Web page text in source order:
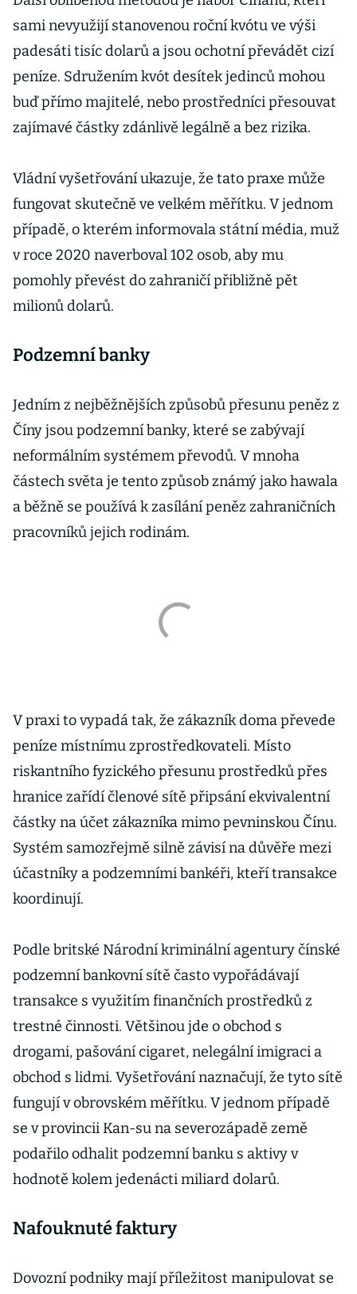
sami nevyužijí stanovenou roční kvótu ve výši
padesáti tisíc dolarů a jsou ochotní převádět cizí
peníze. Sdružením kvót desítek jedinců mohou
buď přímo majitelé, nebo prostředníci přesouvat
zajímavé částky zdánlivě legálně a bez rizika.
Vládní vyšetřování ukazuje, že tato praxe může
fungovat skutečně ve velkém měřítku. V jednom
případě, o kterém informovala státní média, muž
v roce 2020 naverboval 102 osob, aby mu
pomohly převést do zahraničí přibližně pět
milionů dolarů.
Podzemní banky
Jedním z nejběžnějších způsobů přesunu peněz z
Číny jsou podzemní banky, které se zabývají
neformálním systémem převodů. V mnoha
částech světa je tento způsob známý jako hawala
a běžně se používá k zasílání peněz zahraničních
pracovníků jejich rodinám.
V praxi to vypadá tak, že zákazník doma převede
peníze místnímu zprostředkovateli. Místo
riskantního fyzického přesunu prostředků přes
hranice zařídí členové sítě připsání ekvivalentní
částky na účet zákazníka mimo pevninskou Čínu.
Systém samozřejmě silně závisí na důvěře mezi
účastníky a podzemními bankéři, kteří transakce
koordinují.
Podle britské Národní kriminální agentury čínské
podzemní bankovní sítě často vypořádávají
transakce s využitím finančních prostředků z
trestné činnosti. Většinou jde o obchod s
drogami, pašování cigaret, nelegální imigraci a
obchod s lidmi. Vyšetřování naznačují, že tyto sítě
fungují v obrovském měřítku. V jednom případě
se v provincii Kan-su na severozápadě země
podařilo odhalit podzemní banku s aktivy v
hodnotě kolem jedenácti miliard dolarů.
Nafouknuté faktury
Dovozní podniky mají příležitost manipulovat se